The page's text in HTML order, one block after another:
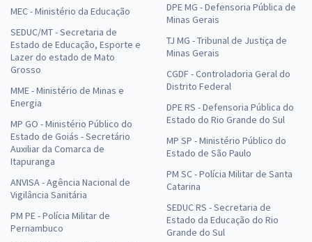
MEC - Ministério da Educação
SEDUC/MT - Secretaria de
Estado de Educação, Esporte e
Lazer do estado de Mato
Grosso
MME - Ministério de Minas e
Energia
MP GO - Ministério Público do
Estado de Goiás - Secretário
Auxiliar da Comarca de
Itapuranga
ANVISA - Agência Nacional de
Vigilância Sanitária
PM PE - Polícia Militar de
Pernambuco
DPE MG - Defensoria Pública de
Minas Gerais
TJ MG - Tribunal de Justiça de
Minas Gerais
CGDF - Controladoria Geral do
Distrito Federal
DPE RS - Defensoria Pública do
Estado do Rio Grande do Sul
MP SP - Ministério Público do
Estado de São Paulo
PM SC - Polícia Militar de Santa
Catarina
SEDUC RS - Secretaria de
Estado da Educação do Rio
Grande do Sul